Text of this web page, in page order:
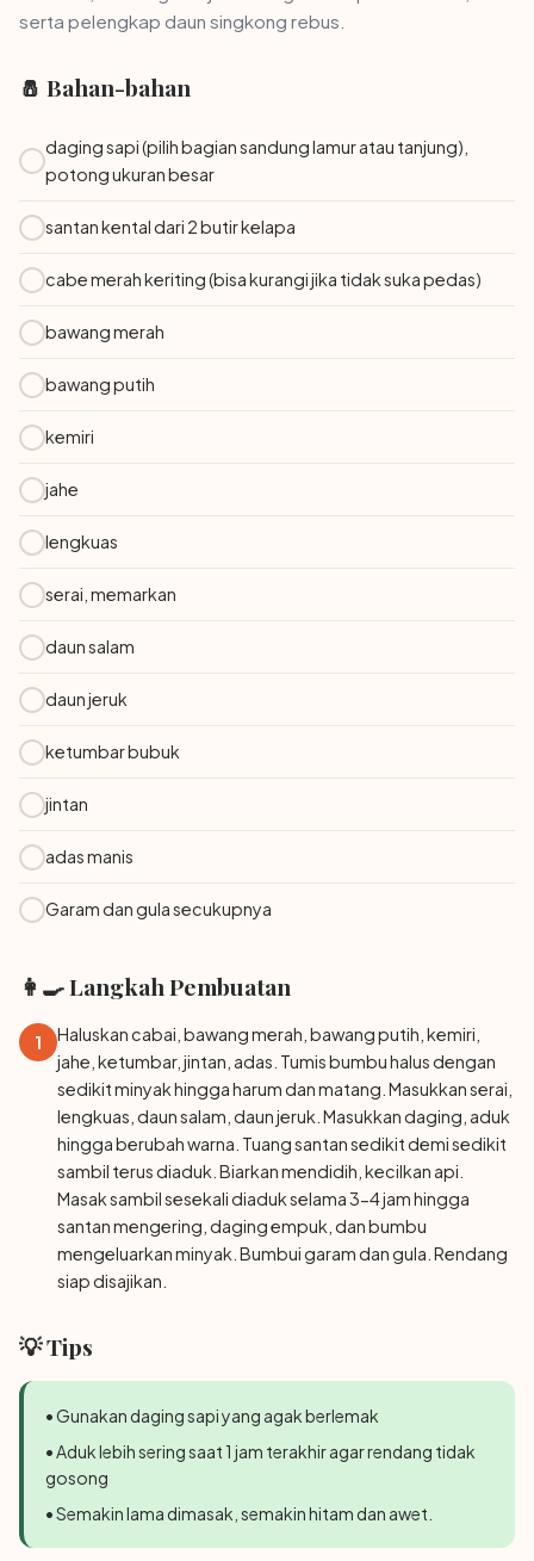
serta pelengkap daun singkong rebus.
🧂 Bahan-bahan
daging sapi (pilih bagian sandung lamur atau tanjung),
potong ukuran besar
santan kental dari 2 butir kelapa
cabe merah keriting (bisa kurangi jika tidak suka pedas)
bawang merah
bawang putih
kemiri
jahe
lengkuas
serai, memarkan
daun salam
daun jeruk
ketumbar bubuk
jintan
adas manis
Garam dan gula secukupnya
👩‍🍳 Langkah Pembuatan
1
Haluskan cabai, bawang merah, bawang putih, kemiri,
jahe, ketumbar, jintan, adas. Tumis bumbu halus dengan
sedikit minyak hingga harum dan matang. Masukkan serai,
lengkuas, daun salam, daun jeruk. Masukkan daging, aduk
hingga berubah warna. Tuang santan sedikit demi sedikit
sambil terus diaduk. Biarkan mendidih, kecilkan api.
Masak sambil sesekali diaduk selama 3-4 jam hingga
santan mengering, daging empuk, dan bumbu
mengeluarkan minyak. Bumbui garam dan gula. Rendang
siap disajikan.
💡 Tips
• Gunakan daging sapi yang agak berlemak
• Aduk lebih sering saat 1 jam terakhir agar rendang tidak
gosong
• Semakin lama dimasak, semakin hitam dan awet.